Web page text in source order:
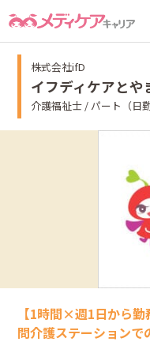
株式会社ifD
イフディケアとや
介護福祉士 / パート（日勤
【1時間×週1日から
問介護ステーション